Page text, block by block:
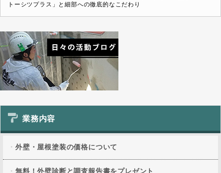
トーシツプラス」と細部への徹底的なこだわり
業務内容
外壁・屋根塗装の価格について
無料！外壁診断と調査報告書をプレゼント